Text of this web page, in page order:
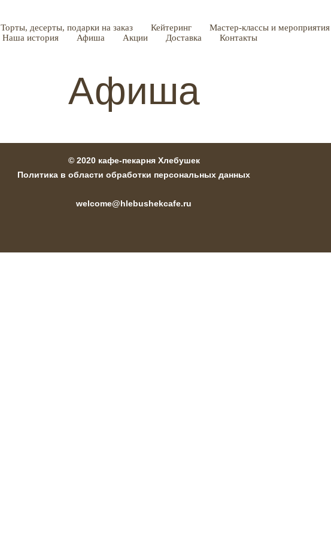
Торты, десерты, подарки на заказ Кейтеринг
Мастер-классы и мероприятия
Наша история
Афиша Акции Доставка Контакты
Афиша
© 2020 кафе-пекарня Хлебушек
Политика в области обработки персональных данных
welcome@hlebushekcafe.ru